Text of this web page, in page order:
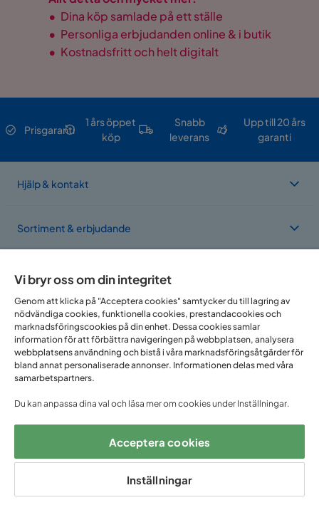
• Dina köp samlade på ett ställe
• Personliga erbjudanden online & i butik
• Kostnadsfritt och helt digitalt
Prisgaranti
1 års öppet
köp
Snabb
leverans
Upp till 20 års
garanti
Hjälp & kontakt
Sortiment & erbjudande
Om Trademax
Vi finns i flera länder
Följ oss på:
Vi bryr oss om din integritet
Genom att klicka på "Acceptera cookies" samtycker du till lagring av
nödvändiga cookies, funktionella cookies, prestandacookies och
marknadsföringscookies på din enhet. Dessa cookies samlar
information för att förbättra navigeringen på webbplatsen, analysera
webbplatsens användning och bistå i våra marknadsföringsåtgärder för
bland annat personaliserade annonser. Informationen delas med våra
samarbetspartners.
Du kan anpassa dina val och läsa mer om cookies under Inställningar.
Acceptera cookies
Inställningar